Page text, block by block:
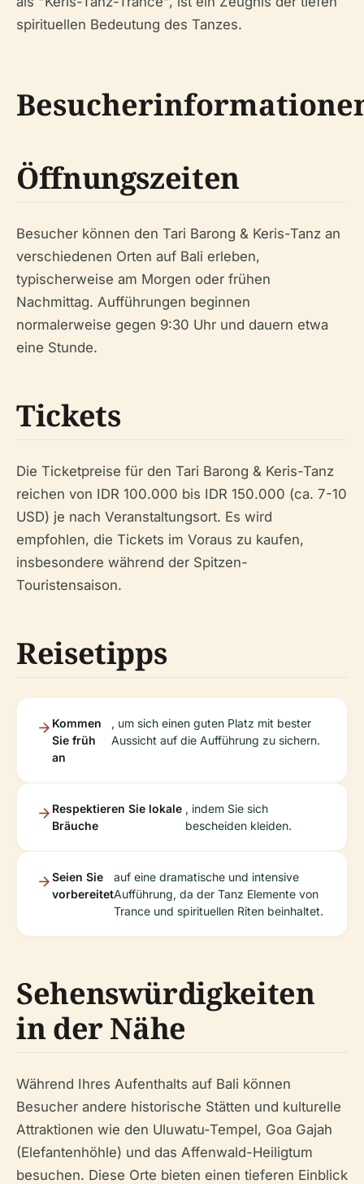
spirituellen Bedeutung des Tanzes.
Öffnungszeiten
Besucher können den Tari Barong & Keris-Tanz an
verschiedenen Orten auf Bali erleben,
typischerweise am Morgen oder frühen
Nachmittag. Aufführungen beginnen
normalerweise gegen 9:30 Uhr und dauern etwa
eine Stunde.
Tickets
Die Ticketpreise für den Tari Barong & Keris-Tanz
reichen von IDR 100.000 bis IDR 150.000 (ca. 7-10
USD) je nach Veranstaltungsort. Es wird
empfohlen, die Tickets im Voraus zu kaufen,
insbesondere während der Spitzen-
Touristensaison.
Reisetipps
Kommen
Sie früh
an
, um sich einen guten Platz mit bester
Aussicht auf die Aufführung zu sichern.
Respektieren Sie lokale
Bräuche
, indem Sie sich
bescheiden kleiden.
Seien Sie
vorbereitet
auf eine dramatische und intensive
Aufführung, da der Tanz Elemente von
Trance und spirituellen Riten beinhaltet.
Sehenswürdigkeiten
in der Nähe
Während Ihres Aufenthalts auf Bali können
Besucher andere historische Stätten und kulturelle
Attraktionen wie den Uluwatu-Tempel, Goa Gajah
(Elefantenhöhle) und das Affenwald-Heiligtum
besuchen. Diese Orte bieten einen tieferen Einblick